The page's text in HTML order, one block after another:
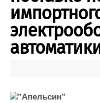
ВМФ
Яхты и катера
Еще
Компании